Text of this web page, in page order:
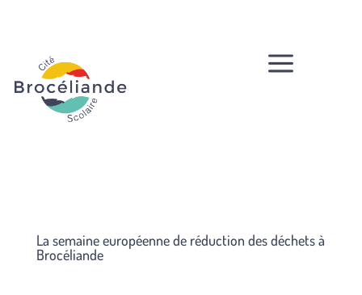
a
La semaine européenne de réduction des déchets à
Brocéliande